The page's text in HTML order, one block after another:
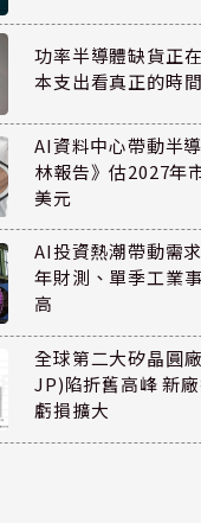
功率半導體缺貨正
本支出看真正的時
AI資料中心帶動半
林報告》估2027年
美元
AI投資熱潮帶動需
年財測、單季工業
高
全球第二大矽晶圓
JP)陷折舊高峰 新
虧損擴大